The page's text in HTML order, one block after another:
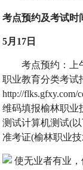
考点预约及考试时
5月17日
考点预约：上午
职业教育分类考试
http://flks.gfxy.com/
维码填报榆林职业
测试计算机测试(
准考证(榆林职业技